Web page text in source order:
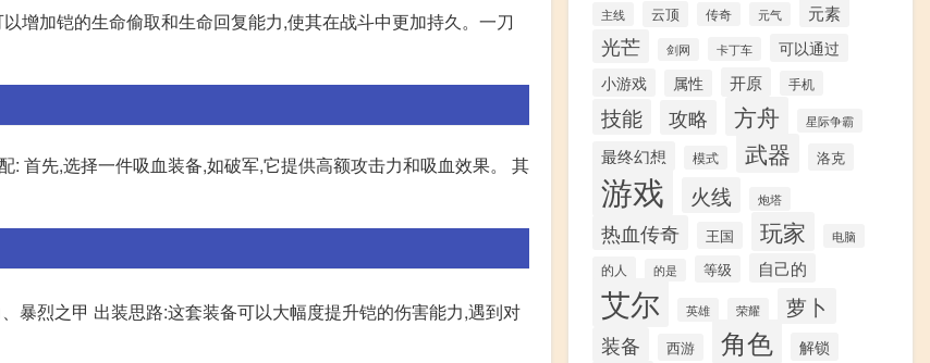
增加铠的生命偷取和生命回复能力,使其在战斗中更加持久。一刀
首先,选择一件吸血装备,如破军,它提供高额攻击力和吸血效果。 其
暴烈之甲 出装思路:这套装备可以大幅度提升铠的伤害能力,遇到对
主线 云顶 传奇 元气 元素
光芒 剑网 卡丁车
可以通过
小游戏
属性 开原 手机
技能 攻略 方舟 星际争霸
最终幻想 模式 武器 洛克
游戏 火线 炮塔
热血传奇 王国 玩家 电脑
的人 的是 等级 自己的
艾尔 英雄 荣耀 萝卜
装备 西游 角色 解锁